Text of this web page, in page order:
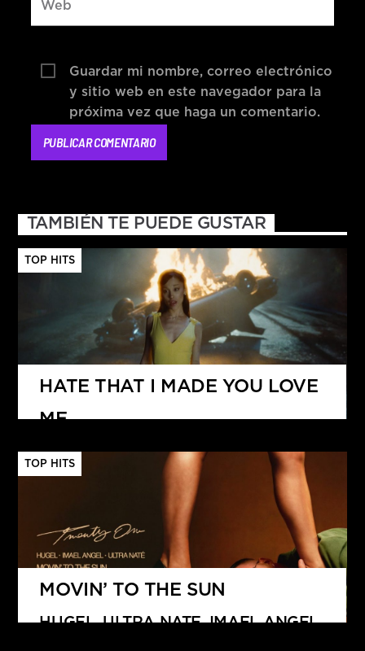
Guardar mi nombre, correo electrónico
y sitio web en este navegador para la
próxima vez que haga un comentario.
TAMBIÉN TE PUEDE GUSTAR
TOP HITS
HATE THAT I MADE YOU LOVE
ME
ARIANA GRANDE
TOP HITS
MOVIN’ TO THE SUN
HUGEL, ULTRA NATE, IMAEL ANGEL